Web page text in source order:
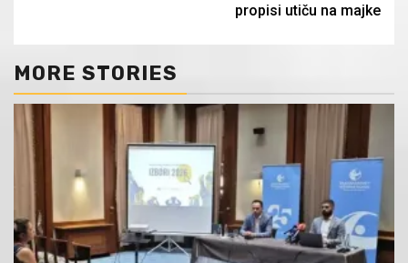
propisi utiču na majke
MORE STORIES